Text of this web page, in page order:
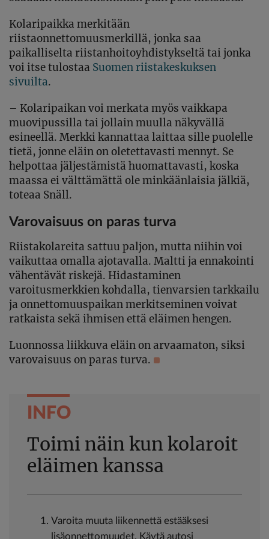
Kolaripaikka merkitään
riistaonnettomuusmerkillä, jonka saa
paikalliselta riistanhoitoyhdistykseltä tai jonka
voi itse tulostaa Suomen riistakeskuksen
sivuilta.
– Kolaripaikan voi merkata myös vaikkapa
muovipussilla tai jollain muulla näkyvällä
esineellä. Merkki kannattaa laittaa sille puolelle
tietä, jonne eläin on oletettavasti mennyt. Se
helpottaa jäljestämistä huomattavasti, koska
maassa ei välttämättä ole minkäänlaisia jälkiä,
toteaa Snäll.
Varovaisuus on paras turva
Riistakolareita sattuu paljon, mutta niihin voi
vaikuttaa omalla ajotavalla. Maltti ja ennakointi
vähentävät riskejä. Hidastaminen
varoitusmerkkien kohdalla, tienvarsien tarkkailu
ja onnettomuuspaikan merkitseminen voivat
ratkaista sekä ihmisen että eläimen hengen.
Luonnossa liikkuva eläin on arvaamaton, siksi
varovaisuus on paras turva.
INFO
Toimi näin kun kolaroit
eläimen kanssa
Varoita muuta liikennettä estääksesi
lisäonnettomuudet. Käytä autosi